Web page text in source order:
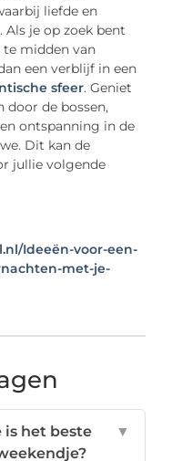
liefde en
Als je op zoek bent
midden van
een verblijf in een
sfeer. Geniet
door de bossen,
ontspanning in de
Dit kan de
jullie volgende
Ideeën-voor-een-
met-je-
is het beste
▼